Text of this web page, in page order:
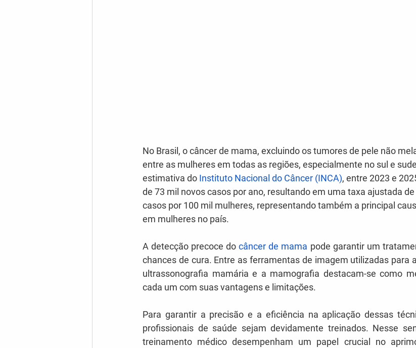
No Brasil, o câncer de mama, excluindo os tumores de pele não
entre as mulheres em todas as regiões, especialmente no sul e
estimativa do Instituto Nacional do Câncer (INCA), entre 2023 e
de 73 mil novos casos por ano, resultando em uma taxa ajustada
casos por 100 mil mulheres, representando também a principal
em mulheres no país.
A detecção precoce do câncer de mama pode garantir um
chances de cura. Entre as ferramentas de imagem utilizadas para
ultrassonografia mamária e a mamografia destacam-se como
cada um com suas vantagens e limitações.
Para garantir a precisão e a eficiência na aplicação dessas
profissionais de saúde sejam devidamente treinados. Nesse
treinamento médico desempenham um papel crucial no